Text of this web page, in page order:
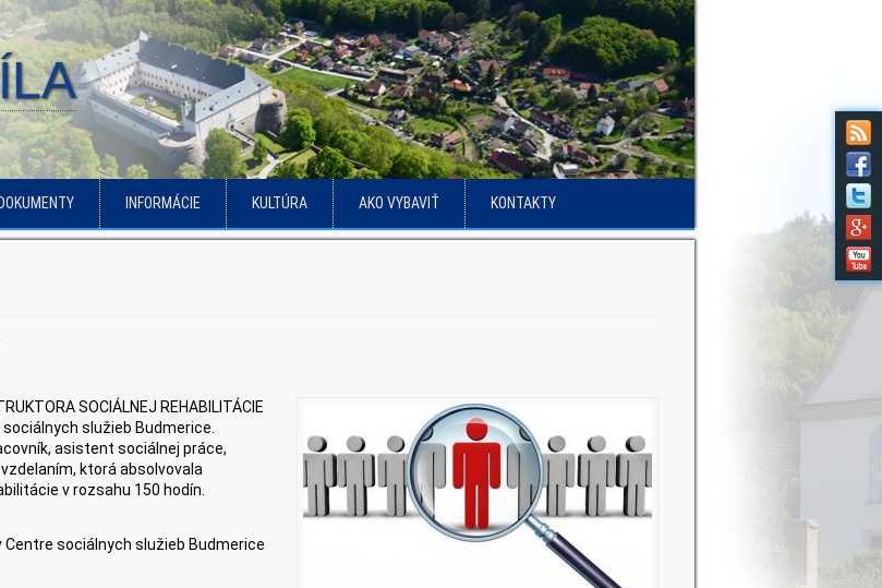
DOKUMENTY INFORMÁCIE KULTÚRA AKO VYBAVIŤ KONTAKTY
SOCIÁLNEJ REHABILITÁCIE
služieb Budmerice.
asistent sociálnej práce,
ktorá absolvovala
v rozsahu 150 hodín.
sociálnych služieb Budmerice